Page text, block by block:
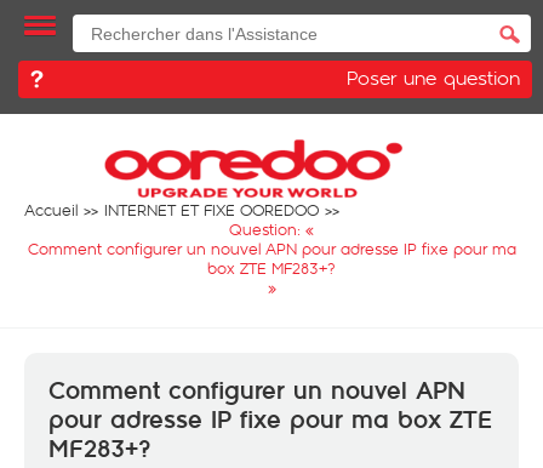
Poser une question
Accueil
INTERNET ET FIXE OOREDOO
Question: «
Comment configurer un nouvel APN pour adresse IP fixe pour ma
box ZTE MF283+?
»
Comment configurer un nouvel APN
pour adresse IP fixe pour ma box ZTE
MF283+?